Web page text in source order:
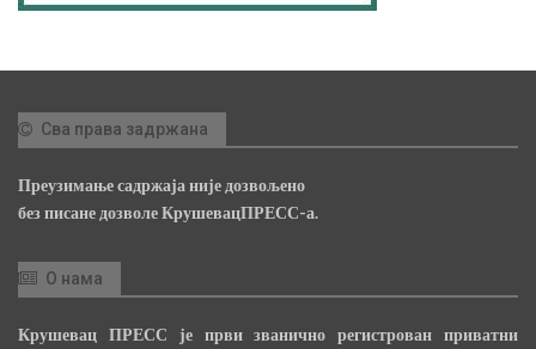
Сва права задржана
Преузимање садржаја није дозвољено
без писане дозволе КрушевацПРЕСС-а.
О нама
Крушевац ПРЕСС је први званично регистрован приватни